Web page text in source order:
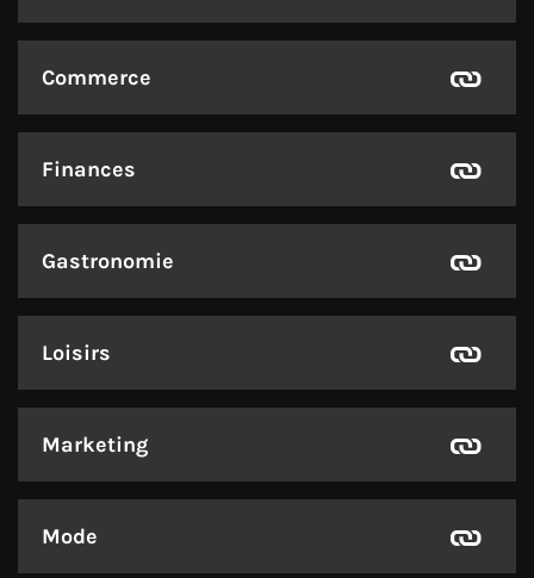
Commerce
Finances
Gastronomie
Loisirs
Marketing
Mode